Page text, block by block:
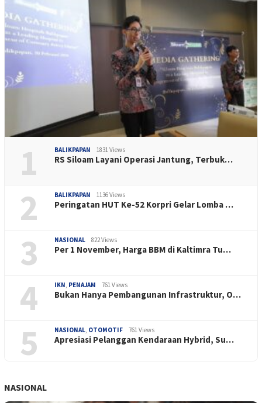
1 BALIKPAPAN 1831 Views
RS Siloam Layani Operasi Jantung, Terbuk…
2 BALIKPAPAN 1136 Views
Peringatan HUT Ke-52 Korpri Gelar Lomba …
3 NASIONAL 822 Views
Per 1 November, Harga BBM di Kaltimra Tu…
4 IKN PENAJAM 761 Views
Bukan Hanya Pembangunan Infrastruktur, O…
5 NASIONAL OTOMOTIF 761 Views
Apresiasi Pelanggan Kendaraan Hybrid, Su…
NASIONAL